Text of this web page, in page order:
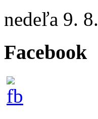
nedeľa 9. 8.
Facebook